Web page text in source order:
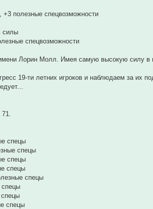
полезные спецвозможности
силы
спецвозможности
Лорин Молл. Имея самую высокую силу в
19-ти летних игроков и наблюдаем за их
спецы
спецы
спецы
спецы
спецы
спецы
спецы